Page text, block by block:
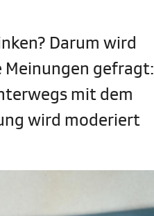
Darum wird
Meinungen gefragt:
mit dem
wird moderiert